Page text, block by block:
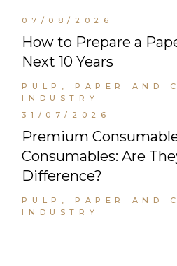
07/08/2026
How to Prepare a
Next 10 Years
PULP, PAPER AND
INDUSTRY
31/07/2026
Premium
Consumables: Are
Difference?
PULP, PAPER AND
INDUSTRY